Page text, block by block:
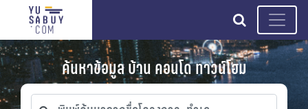
search
ค้นหาข้อมูล บ้าน คอนโด ทาวน์โฮม
พิมพ์ค้นหาจากชื่อโครงการ, ทำเล